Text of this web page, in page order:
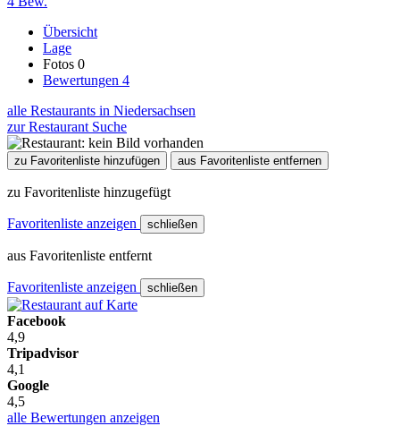
Übersicht
Lage
Fotos 0
Bewertungen 4
alle Restaurants in Niedersachsen
zur Restaurant Suche
zu Favoritenliste hinzufügen aus Favoritenliste entfernen
zu Favoritenliste hinzugefügt
Favoritenliste anzeigen schließen
aus Favoritenliste entfernt
Favoritenliste anzeigen schließen
Facebook
4,9
Tripadvisor
4,1
Google
4,5
alle Bewertungen anzeigen